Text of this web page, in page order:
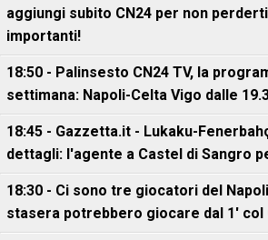
aggiungi subito CN24 per non
importanti!
18:50 - Palinsesto CN24 TV, la
settimana: Napoli-Celta Vigo dalle
18:45 - Gazzetta.it - Lukaku-
dettagli: l'agente a Castel di Sangro
18:30 - Ci sono tre giocatori del
stasera potrebbero giocare dal 1' col